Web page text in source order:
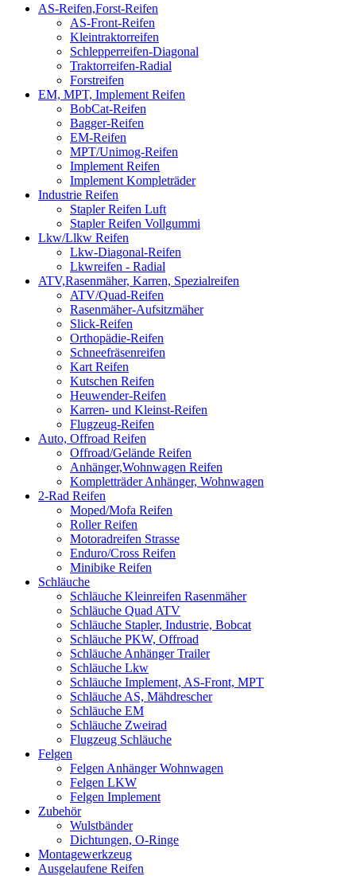
AS-Reifen,Forst-Reifen
AS-Front-Reifen
Kleintraktorreifen
Schlepperreifen-Diagonal
Traktorreifen-Radial
Forstreifen
EM, MPT, Implement Reifen
BobCat-Reifen
Bagger-Reifen
EM-Reifen
MPT/Unimog-Reifen
Implement Reifen
Implement Kompleträder
Industrie Reifen
Stapler Reifen Luft
Stapler Reifen Vollgummi
Lkw/Llkw Reifen
Lkw-Diagonal-Reifen
Lkwreifen - Radial
ATV,Rasenmäher, Karren, Spezialreifen
ATV/Quad-Reifen
Rasenmäher-Aufsitzmäher
Slick-Reifen
Orthopädie-Reifen
Schneefräsenreifen
Kart Reifen
Kutschen Reifen
Heuwender-Reifen
Karren- und Kleinst-Reifen
Flugzeug-Reifen
Auto, Offroad Reifen
Offroad/Gelände Reifen
Anhänger,Wohnwagen Reifen
Kompletträder Anhänger, Wohnwagen
2-Rad Reifen
Moped/Mofa Reifen
Roller Reifen
Motoradreifen Strasse
Enduro/Cross Reifen
Minibike Reifen
Schläuche
Schläuche Kleinreifen Rasenmäher
Schläuche Quad ATV
Schläuche Stapler, Industrie, Bobcat
Schläuche PKW, Offroad
Schläuche Anhänger Trailer
Schläuche Lkw
Schläuche Implement, AS-Front, MPT
Schläuche AS, Mähdrescher
Schläuche EM
Schläuche Zweirad
Flugzeug Schläuche
Felgen
Felgen Anhänger Wohnwagen
Felgen LKW
Felgen Implement
Zubehör
Wulstbänder
Dichtungen, O-Ringe
Montagewerkzeug
Ausgelaufene Reifen